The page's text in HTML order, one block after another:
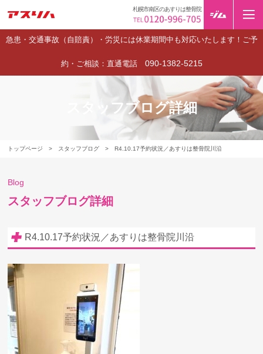
急患・交通事故（自賠責）・労災には休業期間中も対応いたします！ご予
約・ご相談：直通電話 090-1382-5215
札幌市南区のあすりは整骨院
トップページ > スタッフブログ > R4.10.17予約状況／あすりは整骨院川沿
スタッフブログ詳細
Blog
スタッフブログ詳細
R4.10.17予約状況／あすりは整骨院川沿